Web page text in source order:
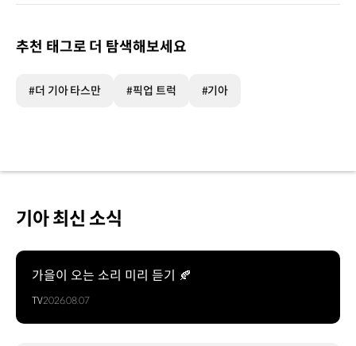
추천 태그로 더 탐색해보세요
#더 기아 타스만 #픽업 트럭 #기아
기아 최신 소식
가을이 오는 소리 미리 듣기 🍂
TV2026.08.07